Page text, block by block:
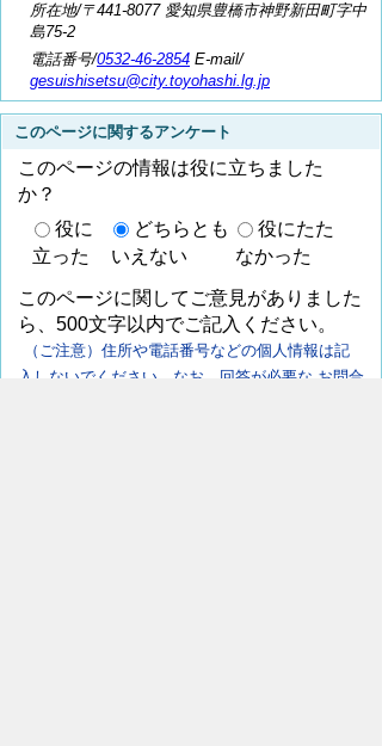
所在地/〒441-8077 愛知県豊橋市神野新田町字中
島75-2
電話番号/0532-46-2854 E-mail/
gesuishisetsu@city.toyohashi.lg.jp
このページに関するアンケート
このページの情報は役に立ちました
か？
役に
立った
どちらとも
いえない
役にたた
なかった
このページに関してご意見がありました
ら、500文字以内でご記入ください。
（ご注意）住所や電話番号などの個人情報は記
入しないでください。なお、回答が必要な お問合